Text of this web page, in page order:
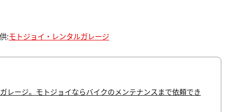
:モトジョイ・レンタルガレージ
レージ。モトジョイならバイクのメンテナンスまで依頼でき